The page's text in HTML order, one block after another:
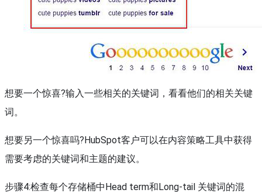
想要一个惊喜?输入一些相关的关键词，看看他们的相关关键
词。
想要另一个惊喜吗?HubSpot客户可以在内容策略工具中获得
需要考虑的关键词和主题的建议。
步骤4:检查每个存储桶中Head term和Long-tail 关键词的混